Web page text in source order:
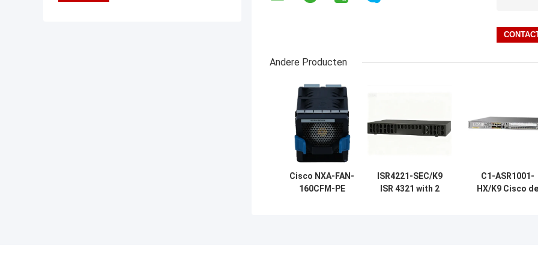
Andere Producten
Cisco NXA-FAN-
160CFM-PE
ISR4221-SEC/K9
ISR 4321 with 2
C1-ASR1001-
HX/K9 Cisco de